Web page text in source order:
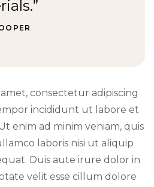
consectetur adipiscing
incididunt ut labore et
enim ad minim veniam, quis
laboris nisi ut aliquip
Duis aute irure dolor in
velit esse cillum dolore